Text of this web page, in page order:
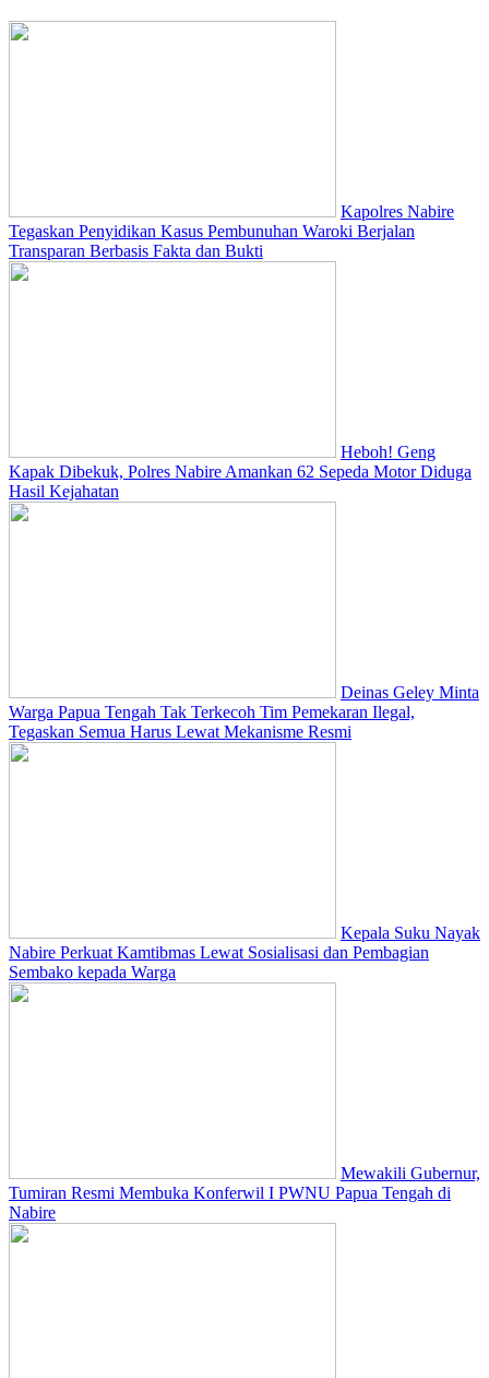
Kapolres Nabire
Tegaskan Penyidikan Kasus Pembunuhan Waroki Berjalan
Transparan Berbasis Fakta dan Bukti
Heboh! Geng
Kapak Dibekuk, Polres Nabire Amankan 62 Sepeda Motor Diduga
Hasil Kejahatan
Deinas Geley Minta
Warga Papua Tengah Tak Terkecoh Tim Pemekaran Ilegal,
Tegaskan Semua Harus Lewat Mekanisme Resmi
Kepala Suku Nayak
Nabire Perkuat Kamtibmas Lewat Sosialisasi dan Pembagian
Sembako kepada Warga
Mewakili Gubernur,
Tumiran Resmi Membuka Konferwil I PWNU Papua Tengah di
Nabire